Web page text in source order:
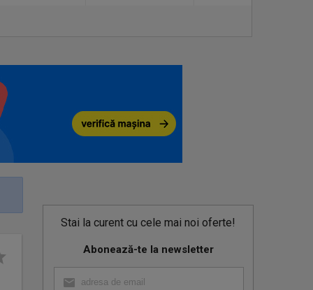
Stai la curent cu cele mai noi oferte!
Abonează-te la newsletter